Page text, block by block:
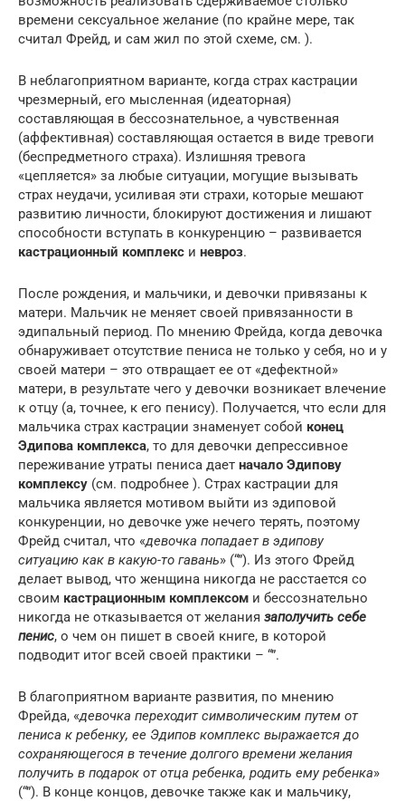
времени сексуальное желание (по крайне мере, так
считал Фрейд, и сам жил по этой схеме, см. ).
В неблагоприятном варианте, когда страх кастрации
чрезмерный, его мысленная (идеаторная)
составляющая в бессознательное, а чувственная
(аффективная) составляющая остается в виде тревоги
(беспредметного страха). Излишняя тревога
«цепляется» за любые ситуации, могущие вызывать
страх неудачи, усиливая эти страхи, которые мешают
развитию личности, блокируют достижения и лишают
способности вступать в конкуренцию – развивается
кастрационный комплекс и невроз.
После рождения, и мальчики, и девочки привязаны к
матери. Мальчик не меняет своей привязанности в
эдипальный период. По мнению Фрейда, когда девочка
обнаруживает отсутствие пениса не только у себя, но и у
своей матери – это отвращает ее от «дефектной»
матери, в результате чего у девочки возникает влечение
к отцу (а, точнее, к его пенису). Получается, что если для
мальчика страх кастрации знаменует собой конец
Эдипова комплекса, то для девочки депрессивное
переживание утраты пениса дает начало Эдипову
комплексу (см. подробнее ). Страх кастрации для
мальчика является мотивом выйти из эдиповой
конкуренции, но девочке уже нечего терять, поэтому
Фрейд считал, что «девочка попадает в эдипову
ситуацию как в какую-то гавань» (“”). Из этого Фрейд
делает вывод, что женщина никогда не расстается со
своим кастрационным комплексом и бессознательно
никогда не отказывается от желания заполучить себе
пенис, о чем он пишет в своей книге, в которой
подводит итог всей своей практики – “”.
В благоприятном варианте развития, по мнению
Фрейда, «девочка переходит символическим путем от
пениса к ребенку, ее Эдипов комплекс выражается до
сохраняющегося в течение долгого времени желания
получить в подарок от отца ребенка, родить ему ребенка»
(“”). В конце концов, девочке также как и мальчику,